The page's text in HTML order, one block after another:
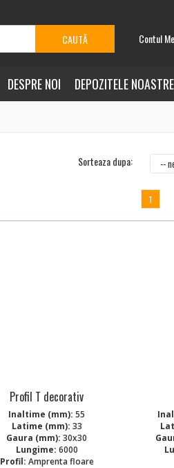
Contul
DESPRE NOI DEPOZITELE NOASTRE
Sorteaza dupa:
1
Profil T decorativ
Inaltime (mm): 55
Latime (mm): 33
Gaura (mm): 30x30
Lungime: 6000
Profil: Amprenta floare